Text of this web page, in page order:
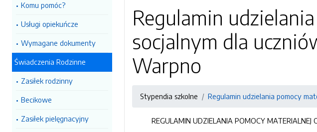
Komu pomóc?
Usługi opiekuńcze
Wymagane dokumenty
Świadczenia Rodzinne
Zasiłek rodzinny
Becikowe
Zasiłek pielęgnacyjny
Regulamin
socjalnym dla
Warpno
Stypendia szkolne Regulamin udzielania pomocy
REGULAMIN UDZIELANIA POMOCY